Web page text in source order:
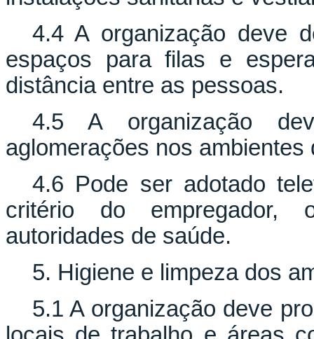
4.4 A organização deve
espaços para filas e
distância entre as pessoas.
4.5 A organização
aglomerações nos ambientes
4.6 Pode ser adotado
critério do empregador,
autoridades de saúde.
5. Higiene e limpeza dos
5.1 A organização deve